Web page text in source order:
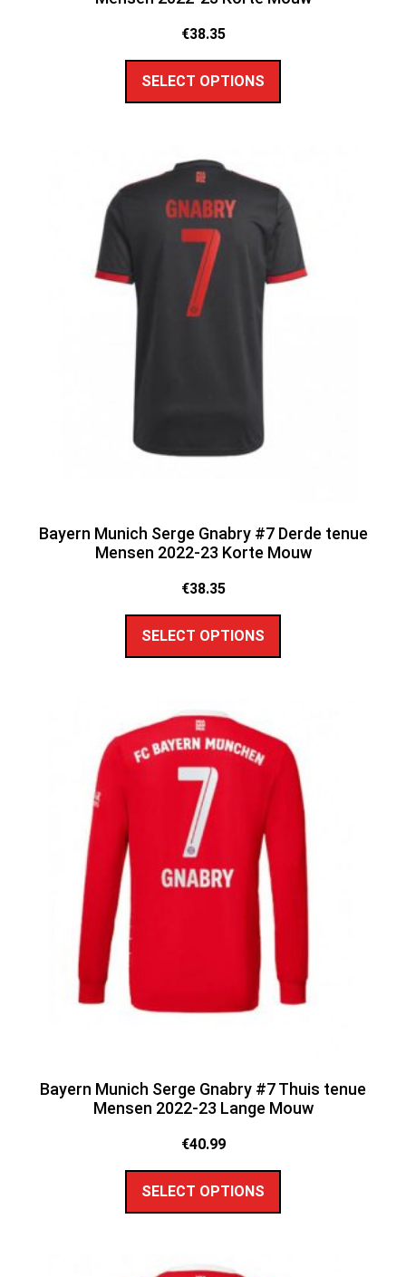
€38.35
SELECT OPTIONS
Bayern Munich Serge Gnabry #7 Derde tenue
Mensen 2022-23 Korte Mouw
€38.35
SELECT OPTIONS
Bayern Munich Serge Gnabry #7 Thuis tenue
Mensen 2022-23 Lange Mouw
€40.99
SELECT OPTIONS